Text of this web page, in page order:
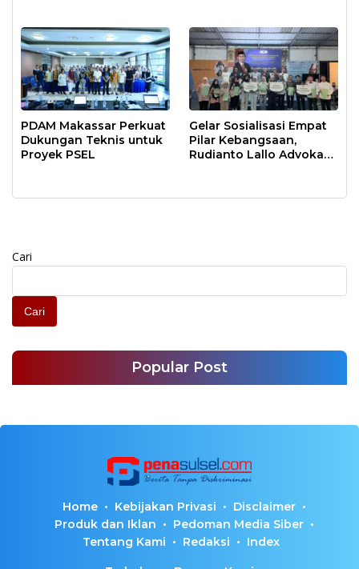
PDAM Makassar Perkuat
Dukungan Teknis untuk
Proyek PSEL
Gelar Sosialisasi Empat
Pilar Kebangsaan,
Rudianto Lallo Advokasi
Cari
Cari
Popular Post
Home Kebijakan Privasi
Disclaimer
Produk dan Iklan
Pedoman Media Siber
Tentang Kami
Redaksi Index